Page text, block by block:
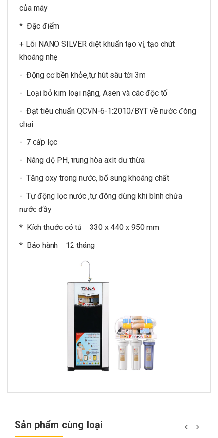
của máy
* Đặc điểm
+ Lõi NANO SILVER diệt khuẩn tạo vị, tạo chút
khoáng nhẹ
- Động cơ bền khỏe,tự hút sâu tới 3m
- Loại bỏ kim loại nặng, Asen và các độc tố
- Đạt tiêu chuẩn QCVN-6-1:2010/BYT về nước đóng
chai
- 7 cấp lọc
- Nâng độ PH, trung hòa axit dư thừa
- Tăng oxy trong nước, bổ sung khoáng chất
- Tự động lọc nước ,tự đông dừng khi bình chứa
nước đầy
* Kích thước có tủ 330 x 440 x 950 mm
* Bảo hành 12 tháng
Sản phẩm cùng loại